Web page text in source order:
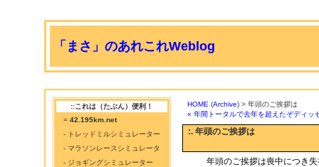
「まさ」のあれこれWeblog
::これは（たぶん）便利！
= 42.195km.net
- トレッドミルシミュレーター
- マラソンレースシミュレータ
- ジョギングシミュレーター
HOME (Archive) > 年頭のご挨拶は
« 年間トータルで去年を超えたぞディッ
:. 年頭のご挨拶は
年頭のご挨拶は喪中につき